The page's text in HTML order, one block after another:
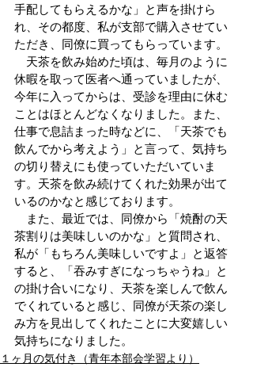
手配してもらえるかな」と声を掛けら
れ、その都度、私が支部で購入させてい
ただき、同僚に買ってもらっています。
天茶を飲み始めた頃は、毎月のように
休暇を取って医者へ通っていましたが、
今年に入ってからは、受診を理由に休む
ことはほとんどなくなりました。また、
仕事で息詰まった時などに、「天茶でも
飲んでから考えよう」と言って、気持ち
の切り替えにも使っていただいていま
す。天茶を飲み続けてくれた効果が出て
いるのかなと感じております。
また、最近では、同僚から「焼酎の天
茶割りは美味しいのかな」と質問され、
私が「もちろん美味しいですよ」と返答
すると、「吞みすぎになっちゃうね」と
の掛け合いになり、天茶を楽しんで飲ん
でくれていると感じ、同僚が天茶の楽し
み方を見出してくれたことに大変嬉しい
気持ちになりました。
１ヶ月の気付き（青年本部会学習より）